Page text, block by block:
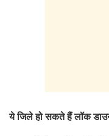
ये जिले हो सकते हैं लॉक